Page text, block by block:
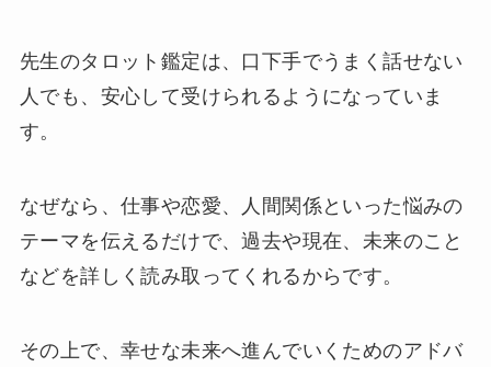
先生のタロット鑑定は、口下手でうまく話せない
人でも、安心して受けられるようになっていま
す。
なぜなら、仕事や恋愛、人間関係といった悩みの
テーマを伝えるだけで、過去や現在、未来のこと
などを詳しく読み取ってくれるからです。
その上で、幸せな未来へ進んでいくためのアドバ